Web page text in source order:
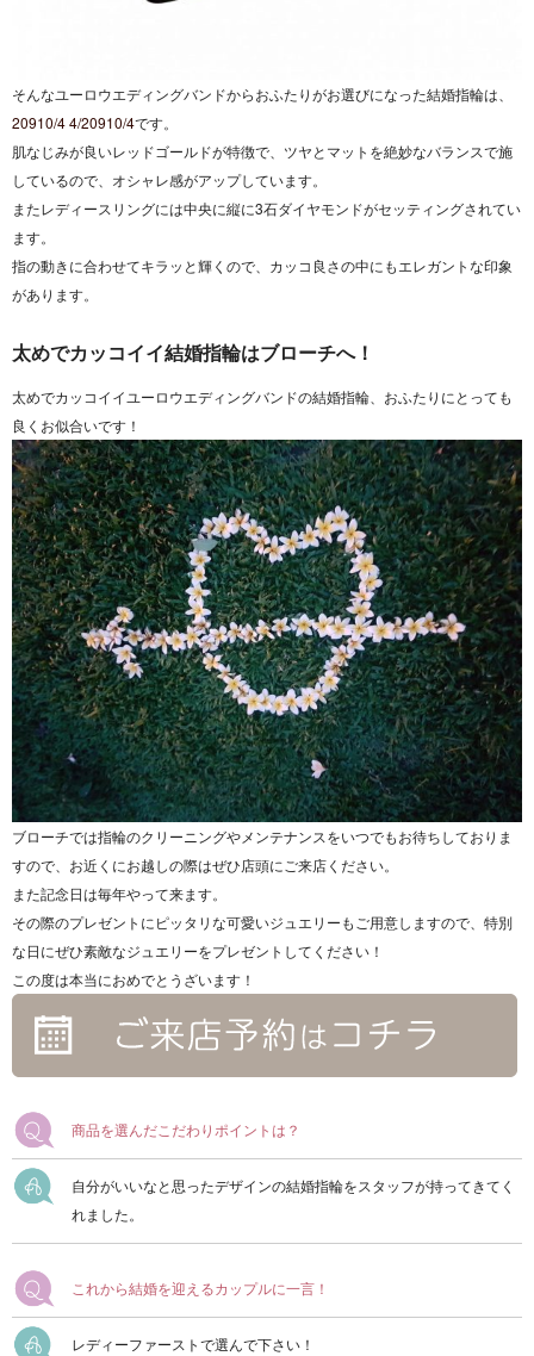
そんなユーロウエディングバンドからおふたりがお選びになった結婚指輪は、
20910/4 4/20910/4です。
肌なじみが良いレッドゴールドが特徴で、ツヤとマットを絶妙なバランスで施
しているので、オシャレ感がアップしています。
またレディースリングには中央に縦に3石ダイヤモンドがセッティングされてい
ます。
指の動きに合わせてキラッと輝くので、カッコ良さの中にもエレガントな印象
があります。
太めでカッコイイ結婚指輪はブローチへ！
太めでカッコイイユーロウエディングバンドの結婚指輪、おふたりにとっても
良くお似合いです！
ブローチでは指輪のクリーニングやメンテナンスをいつでもお待ちしておりま
すので、お近くにお越しの際はぜひ店頭にご来店ください。
また記念日は毎年やって来ます。
その際のプレゼントにピッタリな可愛いジュエリーもご用意しますので、特別
な日にぜひ素敵なジュエリーをプレゼントしてください！
この度は本当におめでとうざいます！
商品を選んだこだわりポイントは？
自分がいいなと思ったデザインの結婚指輪をスタッフが持ってきてく
れました。
これから結婚を迎えるカップルに一言！
レディーファーストで選んで下さい！